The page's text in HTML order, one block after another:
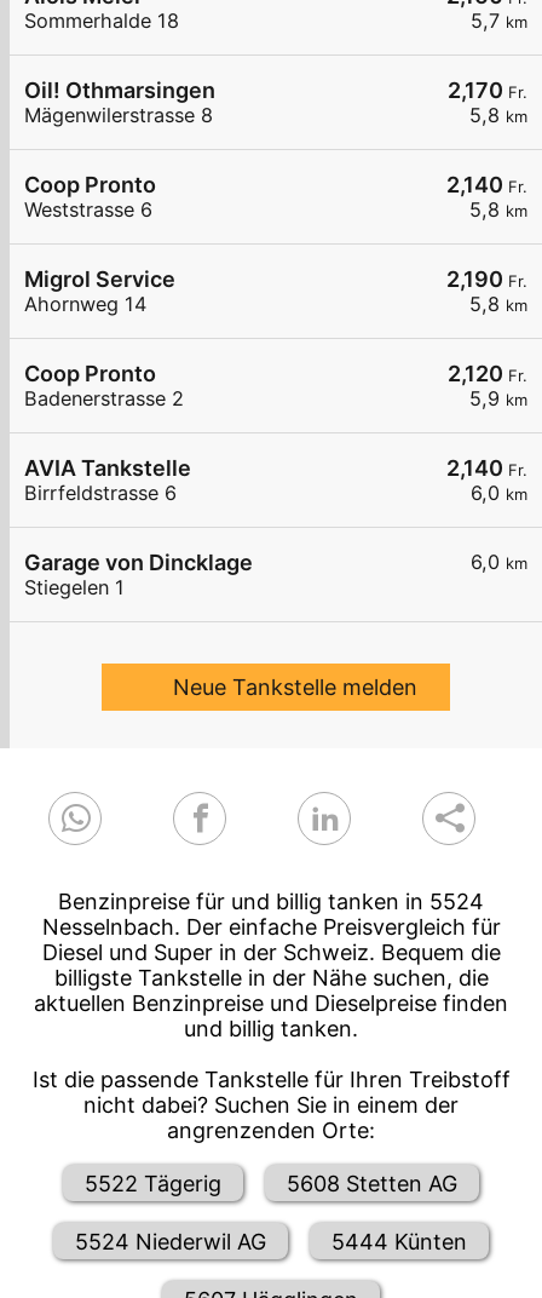
5,7 km
Sommerhalde 18
2,170 Fr.
5,8 km
Oil! Othmarsingen
Mägenwilerstrasse 8
2,140 Fr.
5,8 km
Coop Pronto
Weststrasse 6
2,190 Fr.
5,8 km
Migrol Service
Ahornweg 14
2,120 Fr.
5,9 km
Coop Pronto
Badenerstrasse 2
2,140 Fr.
6,0 km
AVIA Tankstelle
Birrfeldstrasse 6
6,0 km
Garage von Dincklage
Stiegelen 1
Neue Tankstelle melden
Benzinpreise für und billig tanken in 5524
Nesselnbach. Der einfache Preisvergleich für
Diesel und Super in der Schweiz. Bequem die
billigste Tankstelle in der Nähe suchen, die
aktuellen Benzinpreise und Dieselpreise finden
und billig tanken.
Ist die passende Tankstelle für Ihren Treibstoff
nicht dabei? Suchen Sie in einem der
angrenzenden Orte:
5522 Tägerig 5608 Stetten AG
5524 Niederwil AG 5444 Künten